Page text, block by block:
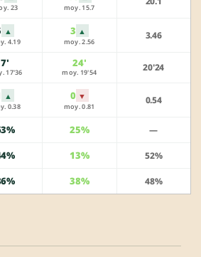
23 moy. 15.7
▲
4.19
3 ▲
moy. 2.56
3.46
7'
17'36
24'
moy. 19'54 20'24
▲
0.38
0 ▼
moy. 0.81
0.54
25% —
13% 52%
38% 48%